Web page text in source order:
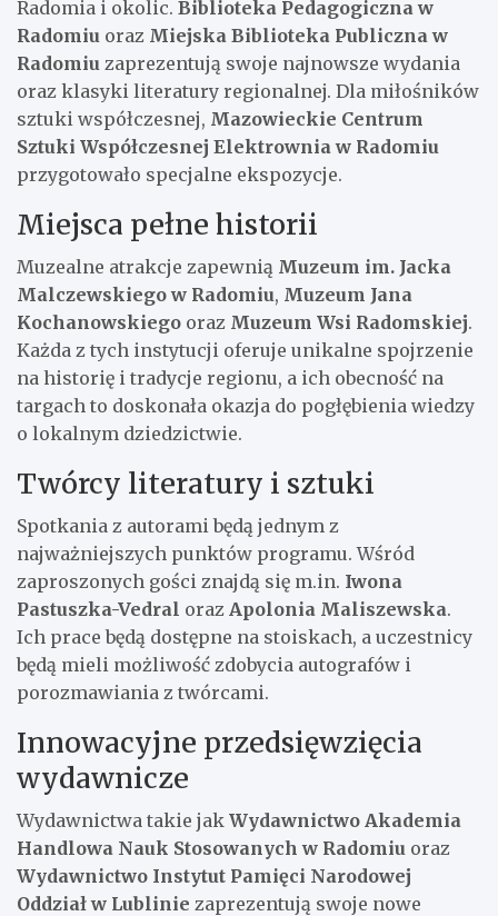
Radomia i okolic. Biblioteka Pedagogiczna w
Radomiu oraz Miejska Biblioteka Publiczna w
Radomiu zaprezentują swoje najnowsze wydania
oraz klasyki literatury regionalnej. Dla miłośników
sztuki współczesnej, Mazowieckie Centrum
Sztuki Współczesnej Elektrownia w Radomiu
przygotowało specjalne ekspozycje.
Miejsca pełne historii
Muzealne atrakcje zapewnią Muzeum im. Jacka
Malczewskiego w Radomiu, Muzeum Jana
Kochanowskiego oraz Muzeum Wsi Radomskiej.
Każda z tych instytucji oferuje unikalne spojrzenie
na historię i tradycje regionu, a ich obecność na
targach to doskonała okazja do pogłębienia wiedzy
o lokalnym dziedzictwie.
Twórcy literatury i sztuki
Spotkania z autorami będą jednym z
najważniejszych punktów programu. Wśród
zaproszonych gości znajdą się m.in. Iwona
Pastuszka-Vedral oraz Apolonia Maliszewska.
Ich prace będą dostępne na stoiskach, a uczestnicy
będą mieli możliwość zdobycia autografów i
porozmawiania z twórcami.
Innowacyjne przedsięwzięcia
wydawnicze
Wydawnictwa takie jak Wydawnictwo Akademia
Handlowa Nauk Stosowanych w Radomiu oraz
Wydawnictwo Instytut Pamięci Narodowej
Oddział w Lublinie zaprezentują swoje nowe